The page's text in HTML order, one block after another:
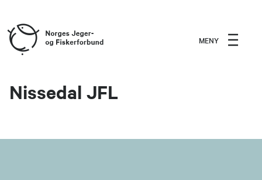
MENY
Nissedal JFL